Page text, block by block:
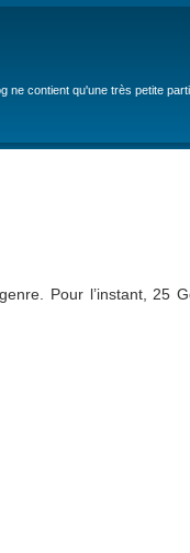
contient qu'une très petite
Pour l’instant, 25